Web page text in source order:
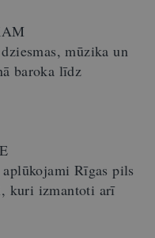
mūzika un
baroka līdz
aplūkojami Rīgas pils
kuri izmantoti arī